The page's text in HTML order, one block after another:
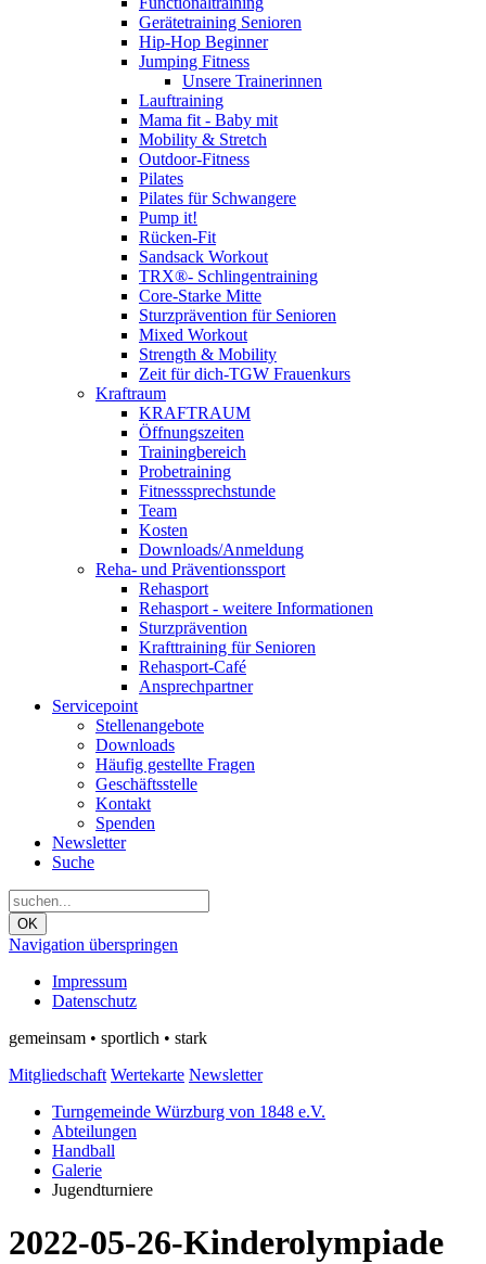
Gerätetraining Senioren
Hip-Hop Beginner
Jumping Fitness
Unsere Trainerinnen
Lauftraining
Mama fit - Baby mit
Mobility & Stretch
Outdoor-Fitness
Pilates
Pilates für Schwangere
Pump it!
Rücken-Fit
Sandsack Workout
TRX®- Schlingentraining
Core-Starke Mitte
Sturzprävention für Senioren
Mixed Workout
Strength & Mobility
Zeit für dich-TGW Frauenkurs
Kraftraum
KRAFTRAUM
Öffnungszeiten
Trainingbereich
Probetraining
Fitnesssprechstunde
Team
Kosten
Downloads/Anmeldung
Reha- und Präventionssport
Rehasport
Rehasport - weitere Informationen
Sturzprävention
Krafttraining für Senioren
Rehasport-Café
Ansprechpartner
Servicepoint
Stellenangebote
Downloads
Häufig gestellte Fragen
Geschäftsstelle
Kontakt
Spenden
Newsletter
Suche
OK
Navigation überspringen
Impressum
Datenschutz
gemeinsam • sportlich • stark
Mitgliedschaft Wertekarte Newsletter
Turngemeinde Würzburg von 1848 e.V.
Abteilungen
Handball
Galerie
Jugendturniere
2022-05-26-Kinderolympiade